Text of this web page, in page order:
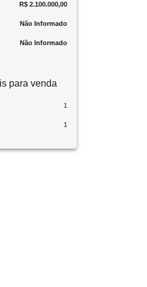
R$ 2.100.000,00
Não Informado
Não Informado
para venda
1
1